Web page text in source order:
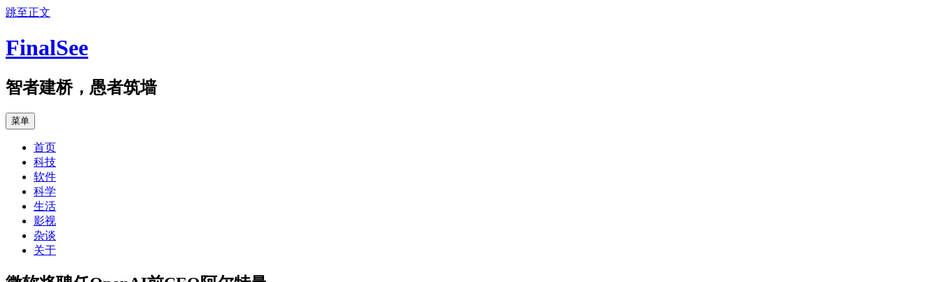
跳至正文
FinalSee
智者建桥，愚者筑墙
菜单
首页
科技
软件
科学
生活
影视
杂谈
关于